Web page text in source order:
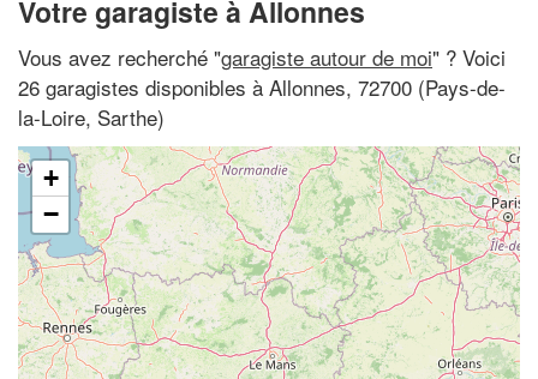
Votre garagiste à Allonnes
Vous avez recherché "garagiste autour de moi" ? Voici
26 garagistes disponibles à Allonnes, 72700 (Pays-de-
la-Loire, Sarthe)
+
−